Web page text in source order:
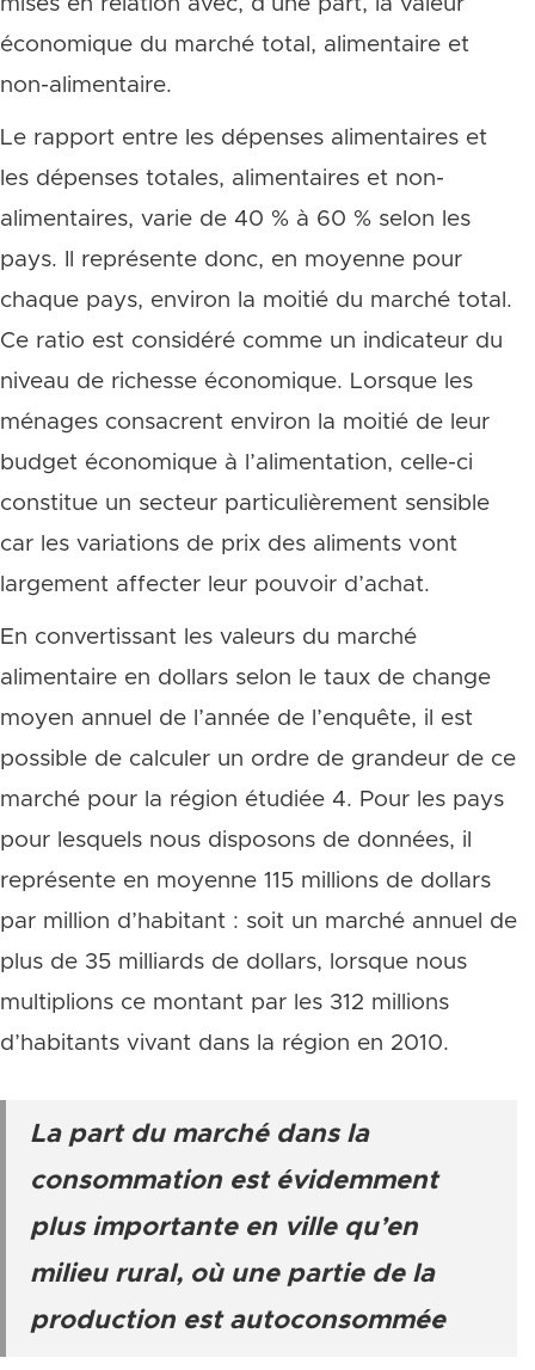
économique du marché total, alimentaire et
non-alimentaire.
Le rapport entre les dépenses alimentaires et
les dépenses totales, alimentaires et non-
alimentaires, varie de 40 % à 60 % selon les
pays. Il représente donc, en moyenne pour
chaque pays, environ la moitié du marché total.
Ce ratio est considéré comme un indicateur du
niveau de richesse économique. Lorsque les
ménages consacrent environ la moitié de leur
budget économique à l’alimentation, celle-ci
constitue un secteur particulièrement sensible
car les variations de prix des aliments vont
largement affecter leur pouvoir d’achat.
En convertissant les valeurs du marché
alimentaire en dollars selon le taux de change
moyen annuel de l’année de l’enquête, il est
possible de calculer un ordre de grandeur de ce
marché pour la région étudiée 4. Pour les pays
pour lesquels nous disposons de données, il
représente en moyenne 115 millions de dollars
par million d’habitant : soit un marché annuel de
plus de 35 milliards de dollars, lorsque nous
multiplions ce montant par les 312 millions
d’habitants vivant dans la région en 2010.
La part du marché dans la
consommation est évidemment
plus importante en ville qu’en
milieu rural, où une partie de la
production est autoconsommée